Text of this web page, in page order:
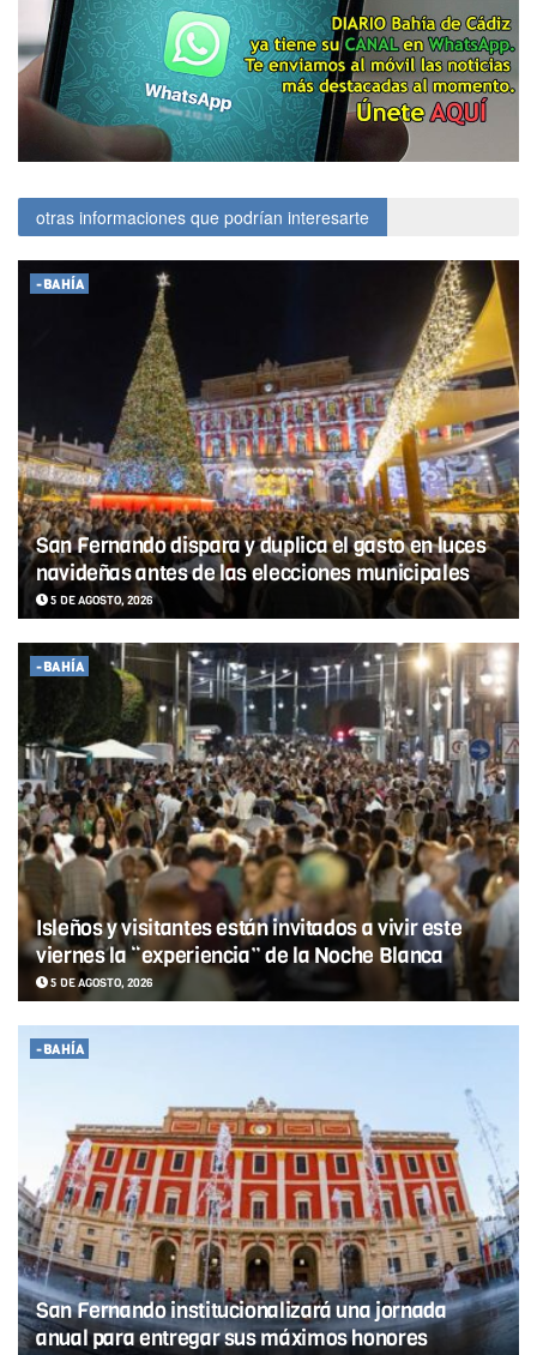
otras informaciones que podrían interesarte
-BAHÍA
San Fernando dispara y duplica el gasto en luces
navideñas antes de las elecciones municipales
5 DE AGOSTO, 2026
-BAHÍA
Isleños y visitantes están invitados a vivir este
viernes la “experiencia” de la Noche Blanca
5 DE AGOSTO, 2026
-BAHÍA
San Fernando institucionalizará una jornada
anual para entregar sus máximos honores